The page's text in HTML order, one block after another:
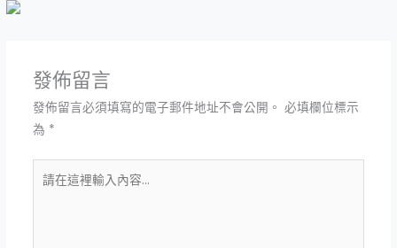
發佈留言
發佈留言必須填寫的電子郵件地址不會公開。 必填欄位標示
為 *
在